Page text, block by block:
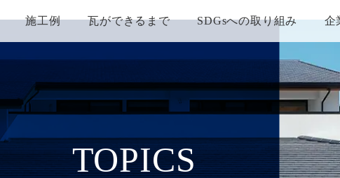
施工例 瓦ができるまで SDGsへの取り組み 企
TOPICS